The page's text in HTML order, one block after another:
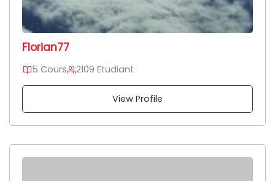
Florian77
5 Cours 2109 Etudiant
View Profile